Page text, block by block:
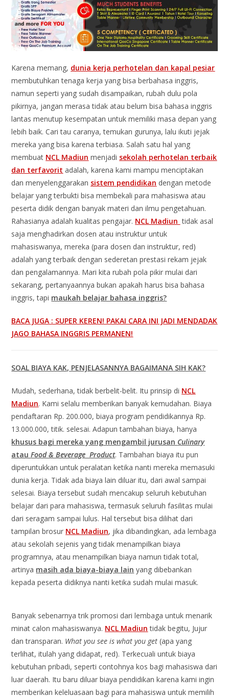
Karena memang, dunia kerja perhotelan dan kapal pesiar
membutuhkan tenaga kerja yang bisa berbahasa inggris,
namun seperti yang sudah disampaikan, rubah dulu pola
pikirnya, jangan merasa tidak atau belum bisa bahasa inggris
lantas menutup kesempatan untuk memiliki masa depan yang
lebih baik. Cari tau caranya, temukan gurunya, lalu ikuti jejak
mereka yang bisa karena terbiasa. Salah satu hal yang
membuat NCL Madiun menjadi sekolah perhotelan terbaik
dan terfavorit adalah, karena kami mampu menciptakan
dan menyelenggarakan sistem pendidikan dengan metode
belajar yang terbukti bisa membekali para mahasiswa atau
peserta didik dengan banyak materi dan ilmu pengetahuan.
Rahasianya adalah kualitas pengajar. NCL Madiun tidak asal
saja menghadirkan dosen atau instruktur untuk
mahasiswanya, mereka (para dosen dan instruktur, red)
adalah yang terbaik dengan sederetan prestasi rekam jejak
dan pengalamannya. Mari kita rubah pola pikir mulai dari
sekarang, pertanyaannya bukan apakah harus bisa bahasa
inggris, tapi maukah belajar bahasa inggris?
BACA JUGA : SUPER KEREN! PAKAI CARA INI JADI MENDADAK
JAGO BAHASA INGGRIS PERMANEN!
SOAL BIAYA KAK, PENJELASANNYA BAGAIMANA SIH KAK?
Mudah, sederhana, tidak berbelit-belit. Itu prinsip di NCL
Madiun. Kami selalu memberikan banyak kemudahan. Biaya
pendaftaran Rp. 200.000, biaya program pendidikannya Rp.
13.000.000, titik. selesai. Adapun tambahan biaya, hanya
khusus bagi mereka yang mengambil jurusan Culinary
atauFood & Beverage Product. Tambahan biaya itu pun
diperuntukkan untuk peralatan ketika nanti mereka memasuki
dunia kerja. Tidak ada biaya lain diluar itu, dari awal sampai
selesai. Biaya tersebut sudah mencakup seluruh kebutuhan
belajar dari para mahasiswa, termasuk seluruh fasilitas mulai
dari seragam sampai lulus. Hal tersebut bisa dilihat dari
tampilan brosur NCL Madiun, jika dibandingkan, ada lembaga
atau sekolah sejenis yang tidak menampilkan biaya
programnya, atau menampilkan biaya namun tidak total,
artinya masih ada biaya-biaya lain yang dibebankan
kepada peserta didiknya nanti ketika sudah mulai masuk.
Banyak sebenarnya trik promosi dari lembaga untuk menarik
minat calon mahasiswanya. NCL Madiun tidak begitu, Jujur
dan transparan. What you see is what you get (apa yang
terlihat, itulah yang didapat, red). Terkecuali untuk biaya
kebutuhan pribadi, seperti contohnya kos bagi mahasiswa dari
luar daerah. Itu baru diluar biaya pendidikan karena kami ingin
memberikan keleluasaan bagi para mahasiswa untuk memilih